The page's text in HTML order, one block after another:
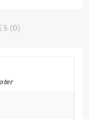
(0)